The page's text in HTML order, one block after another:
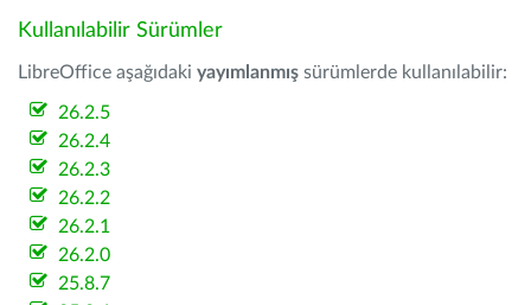
Kullanılabilir Sürümler
LibreOffice aşağıdaki yayımlanmış sürümlerde kullanılabilir:
26.2.5
26.2.4
26.2.3
26.2.2
26.2.1
26.2.0
25.8.7